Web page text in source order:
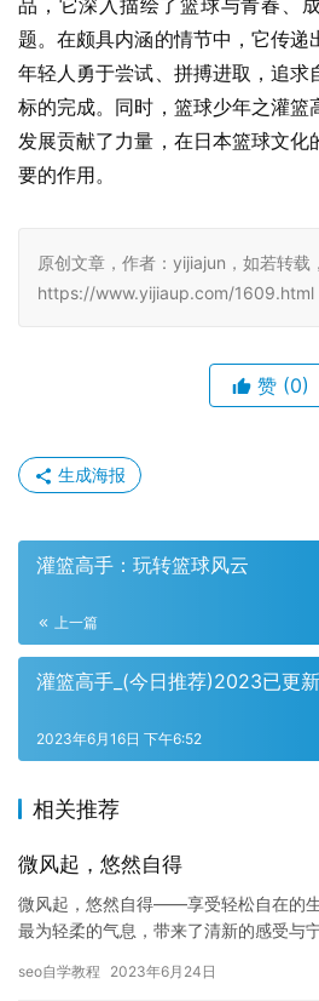
品，它深入描绘了篮球与青春、
题。在颇具内涵的情节中，它传递
年轻人勇于尝试、拼搏进取，追求
标的完成。同时，篮球少年之灌篮
发展贡献了力量，在日本篮球文化
要的作用。
原创文章，作者：yijiajun，如若转载
https://www.yijiaup.com/1609.html
赞 (0)
生成海报
灌篮高手：玩转篮球风云
上一篇
灌篮高手_(今日推荐)2023已更新
2023年6月16日 下午6:52
相关推荐
微风起，悠然自得
微风起，悠然自得——享受轻松自在的
最为轻柔的气息，带来了清新的感受与
起，悠…
seo自学教程 2023年6月24日